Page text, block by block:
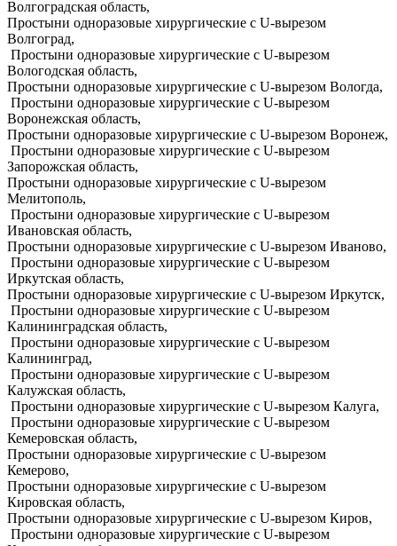
Волгоградская область,
Простыни одноразовые хирургические с U-вырезом
Волгоград,
Простыни одноразовые хирургические с U-вырезом
Вологодская область,
Простыни одноразовые хирургические с U-вырезом Вологда,
Простыни одноразовые хирургические с U-вырезом
Воронежская область,
Простыни одноразовые хирургические с U-вырезом Воронеж,
Простыни одноразовые хирургические с U-вырезом
Запорожская область,
Простыни одноразовые хирургические с U-вырезом
Мелитополь,
Простыни одноразовые хирургические с U-вырезом
Ивановская область,
Простыни одноразовые хирургические с U-вырезом Иваново,
Простыни одноразовые хирургические с U-вырезом
Иркутская область,
Простыни одноразовые хирургические с U-вырезом Иркутск,
Простыни одноразовые хирургические с U-вырезом
Калининградская область,
Простыни одноразовые хирургические с U-вырезом
Калининград,
Простыни одноразовые хирургические с U-вырезом
Калужская область,
Простыни одноразовые хирургические с U-вырезом Калуга,
Простыни одноразовые хирургические с U-вырезом
Кемеровская область,
Простыни одноразовые хирургические с U-вырезом
Кемерово,
Простыни одноразовые хирургические с U-вырезом
Кировская область,
Простыни одноразовые хирургические с U-вырезом Киров,
Простыни одноразовые хирургические с U-вырезом